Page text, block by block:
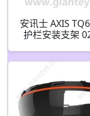
安讯士 AXIS
护栏安装支架